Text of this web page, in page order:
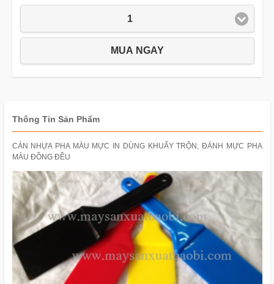
1
MUA NGAY
Thông Tin Sản Phẩm
CÁN NHỰA PHA MÀU MỰC IN DÙNG KHUẤY TRỘN, ĐÁNH MỰC PHA
MÀU ĐỒNG ĐỀU